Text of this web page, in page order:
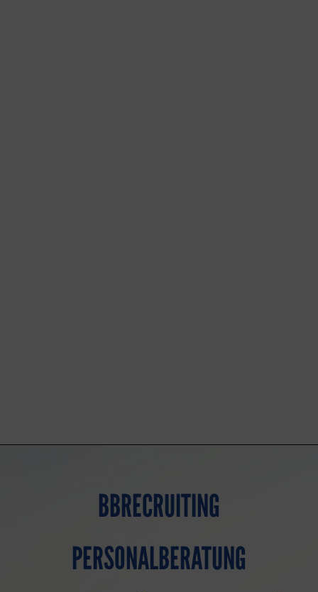
BBRECRUITING
PERSONALBERATUNG